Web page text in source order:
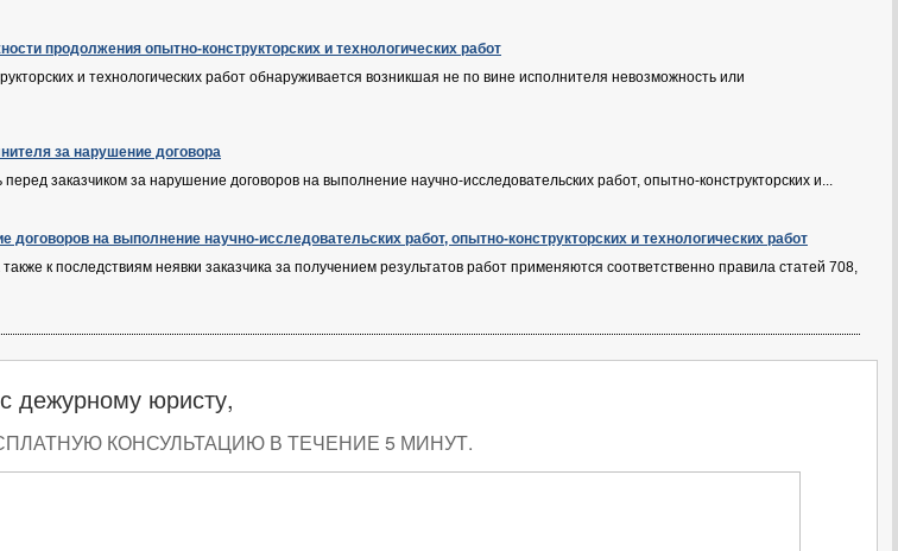
продолжения опытно-конструкторских и технологических работ
и технологических работ обнаруживается возникшая не по вине исполнителя невозможность или
за нарушение договора
заказчиком за нарушение договоров на выполнение научно-исследовательских работ, опытно-конструкторских и...
договоров на выполнение научно-исследовательских работ, опытно-конструкторских и технологических работ
к последствиям неявки заказчика за получением результатов работ применяются соответственно правила статей 708,
дежурному юристу,
КОНСУЛЬТАЦИЮ В ТЕЧЕНИЕ 5 МИНУТ.